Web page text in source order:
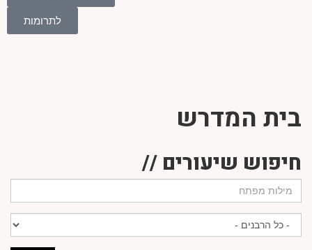
לתרומות
בית המדרש
חיפוש שיעורים //